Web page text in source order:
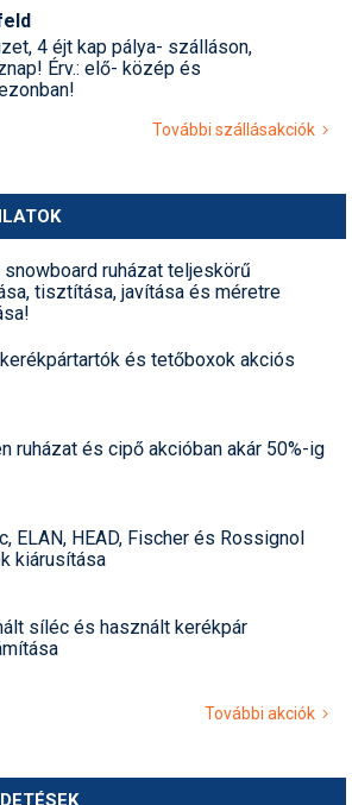
4 éjt kap pálya- szálláson,
Érv.: elő- közép és
További szállásakciók
ruházat teljeskörű
tisztítása, javítása és méretre
és tetőboxok akciós
ruházat és cipő akcióban akár 50%-ig
ELAN, HEAD, Fischer és Rossignol
kiárusítása
síléc és használt kerékpár
További akciók